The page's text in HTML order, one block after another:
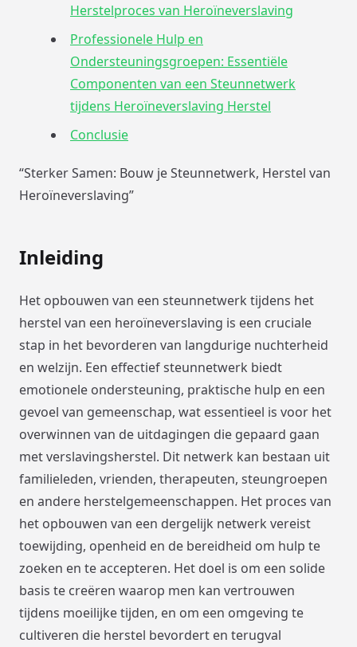
Herstelproces van Heroïneverslaving
Professionele Hulp en
Ondersteuningsgroepen: Essentiële
Componenten van een Steunnetwerk
tijdens Heroïneverslaving Herstel
Conclusie
“Sterker Samen: Bouw je Steunnetwerk, Herstel van
Heroïneverslaving”
Inleiding
Het opbouwen van een steunnetwerk tijdens het
herstel van een heroïneverslaving is een cruciale
stap in het bevorderen van langdurige nuchterheid
en welzijn. Een effectief steunnetwerk biedt
emotionele ondersteuning, praktische hulp en een
gevoel van gemeenschap, wat essentieel is voor het
overwinnen van de uitdagingen die gepaard gaan
met verslavingsherstel. Dit netwerk kan bestaan uit
familieleden, vrienden, therapeuten, steungroepen
en andere herstelgemeenschappen. Het proces van
het opbouwen van een dergelijk netwerk vereist
toewijding, openheid en de bereidheid om hulp te
zoeken en te accepteren. Het doel is om een solide
basis te creëren waarop men kan vertrouwen
tijdens moeilijke tijden, en om een omgeving te
cultiveren die herstel bevordert en terugval